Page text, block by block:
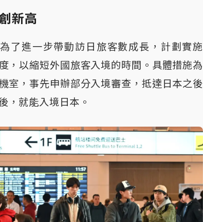
新高
了進一步帶動訪日旅客數成長，計劃實施
，以縮短外國旅客入境的時間。具體措施為
室，事先申辦部分入境審查，抵達日本之後
，就能入境日本。